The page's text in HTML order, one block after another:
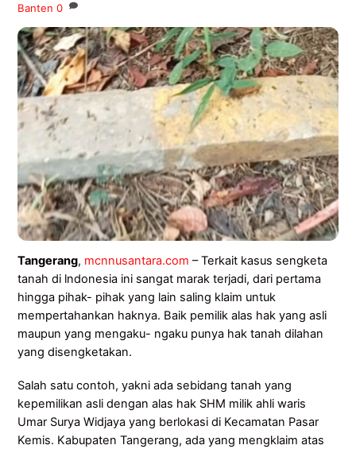
Banten 0
Tangerang, mcnnusantara.com – Terkait kasus sengketa
tanah di lndonesia ini sangat marak terjadi, dari pertama
hingga pihak- pihak yang lain saling klaim untuk
mempertahankan haknya. Baik pemilik alas hak yang asli
maupun yang mengaku- ngaku punya hak tanah dilahan
yang disengketakan.
Salah satu contoh, yakni ada sebidang tanah yang
kepemilikan asli dengan alas hak SHM milik ahli waris
Umar Surya Widjaya yang berlokasi di Kecamatan Pasar
Kemis. Kabupaten Tangerang, ada yang mengklaim atas